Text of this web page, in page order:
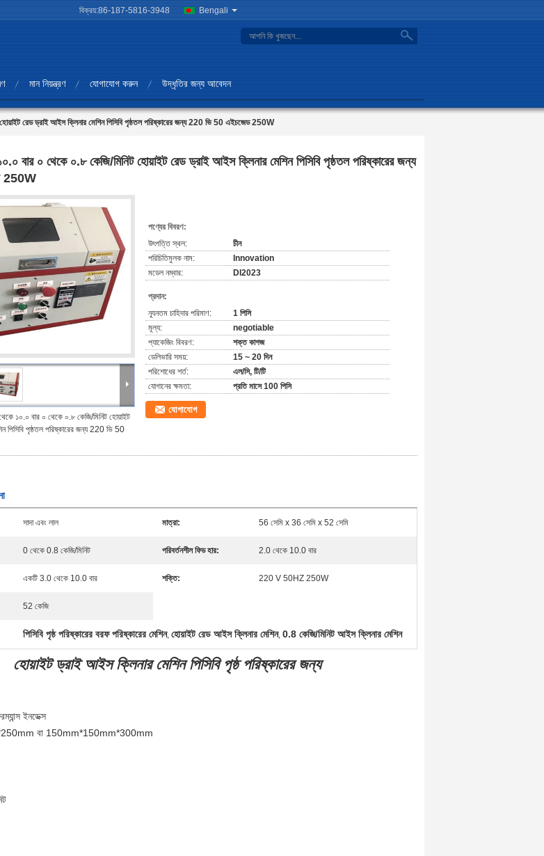
বিক্রয়:86-187-5816-3948 Bengali
search
মান নিয়ন্ত্রণ যোগাযোগ করুন উদ্ধৃতির জন্য আবেদন
রেড ড্রাই আইস ক্লিনার মেশিন পিসিবি পৃষ্ঠতল পরিষ্কারের জন্য 220 ভি 50 এইচজেড 250W
বার ০ থেকে ০.৮ কেজি/মিনিট হোয়াইট রেড ড্রাই আইস ক্লিনার মেশিন পিসিবি পৃষ্ঠতল পরিষ্কারের জন্য
250W
১০.০ বার ০ থেকে ০.৮ কেজি/মিনিট হোয়াইট
পিসিবি পৃষ্ঠতল পরিষ্কারের জন্য 220 ভি 50
পণ্যের বিবরণ:
উৎপত্তি স্থল:
চীন
পরিচিতিমুলক নাম:
Innovation
মডেল নম্বার:
DI2023
প্রদান:
ন্যূনতম চাহিদার পরিমাণ:
1 পিসি
মূল্য:
negotiable
প্যাকেজিং বিবরণ:
শক্ত কাগজ
ডেলিভারি সময়:
15 ~ 20 দিন
পরিশোধের শর্ত:
এল/সি, টি/টি
যোগানের ক্ষমতা:
প্রতি মাসে 100 পিসি
যোগাযোগ
সাদা এবং লাল মাত্রা: 56 সেমি x 36 সেমি x 52 সেমি
0 থেকে 0.8 কেজি/মিনিট পরিবর্তনশীল ফিড হার: 2.0 থেকে 10.0 বার
একটি 3.0 থেকে 10.0 বার শক্তি: 220 V 50HZ 250W
52 কেজি
পিসিবি পৃষ্ঠ পরিষ্কারের বরফ পরিষ্কারের মেশিন, হোয়াইট রেড আইস ক্লিনার মেশিন, 0.8 কেজি/মিনিট আইস ক্লিনার মেশিন
হোয়াইট ড্রাই আইস ক্লিনার মেশিন পিসিবি পৃষ্ঠ পরিষ্কারের জন্য
ইনডেক্স
বা 150mm*150mm*300mm